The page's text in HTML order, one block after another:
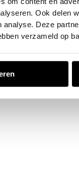
Ook delen
analyse. Deze
verzameld op